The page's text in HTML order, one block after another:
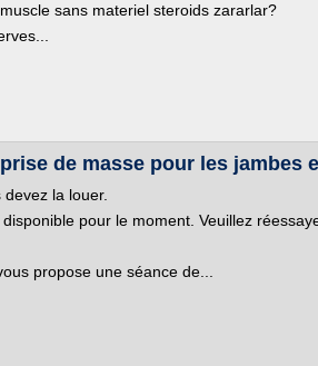
sans materiel steroids zararlar?
de masse pour les jambes
la louer.
pour le moment. Veuillez
propose une séance de...